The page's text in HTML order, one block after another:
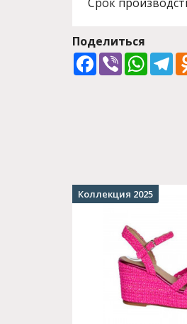
Поделиться
Facebook
Viber
Коллекция 2025